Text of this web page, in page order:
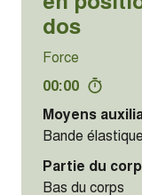
Force
Moyens
Balle de
Partie du
Haut du corps
Groupe